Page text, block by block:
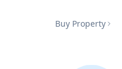
Buy Property